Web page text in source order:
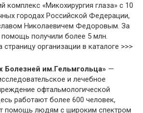
комплекс «Микохирургия глаза» с 10
городах Российской Федерации,
Николаевичем Федоровым. За
получили более 5 млн.
страницу организации в каталоге >>>
Болезней им.Гельмгольца» —
и лечебное
офтальмологической
работают более 600 человек,
помощь людям с широким спектром